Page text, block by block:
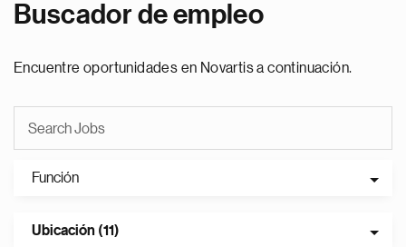
Buscador de empleo
Encuentre oportunidades en Novartis a continuación.
Función
Ubicación (11)